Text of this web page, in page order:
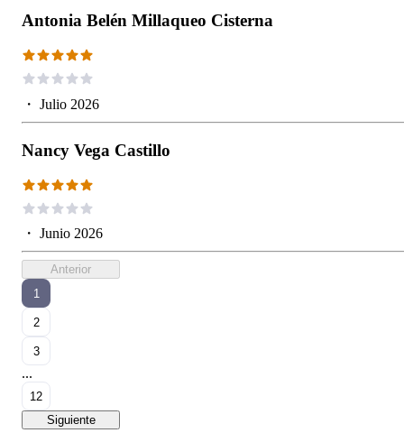
Antonia Belén Millaqueo Cisterna
・ Julio 2026
Nancy Vega Castillo
・ Junio 2026
Anterior
1
2
3
...
12
Siguiente